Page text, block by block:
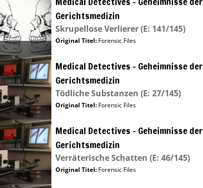
Gerichtsmedizin
Skrupellose Verlierer(E: 141/145)
Original Titel: Forensic Files
Medical Detectives – Geheimnisse der
Gerichtsmedizin
Tödliche Substanzen (E: 27/145)
Original Titel: Forensic Files
Medical Detectives – Geheimnisse der
Gerichtsmedizin
Verräterische Schatten (E: 46/145)
Original Titel: Forensic Files